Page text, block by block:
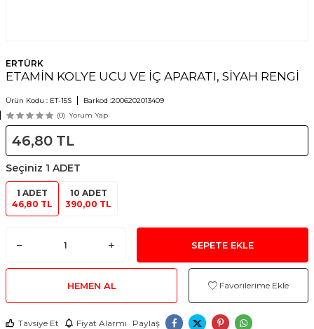
ERTÜRK
ETAMİN KOLYE UCU VE İÇ APARATI, SİYAH RENGİ
Ürün Kodu : ET-15S Barkod :2006202013409
(0) Yorum Yap
46,80 TL
Seçiniz 1 ADET
1 ADET
46,80 TL
10 ADET
390,00 TL
SEPETE EKLE
HEMEN AL Favorilerime Ekle
Tavsiye Et Fiyat Alarmı Paylaş